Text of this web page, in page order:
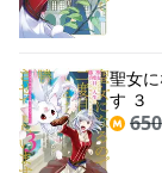
聖女
す ３
650